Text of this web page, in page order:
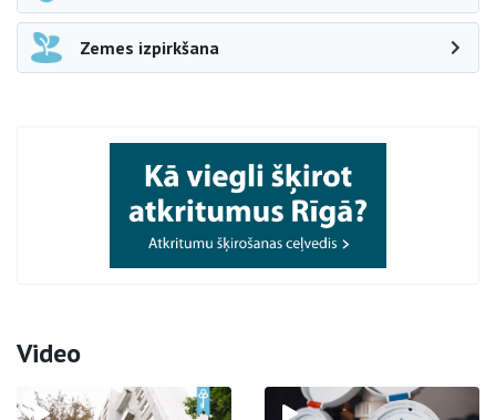
Zemes izpirkšana
Video